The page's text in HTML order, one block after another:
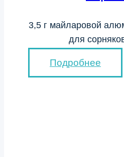
3,5 г майларовой
для
Подробнее